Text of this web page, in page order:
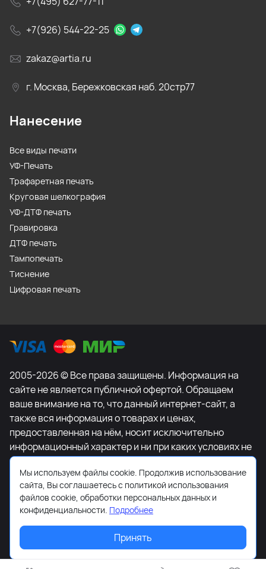
+7(926) 544-22-25
zakaz@artia.ru
г. Москва, Бережковская наб. 20стр77
Нанесение
Все виды печати
УФ-Печать
Трафаретная печать
Круговая шелкография
УФ-ДТФ печать
Гравировка
ДТФ печать
Тампопечать
Тиснение
Цифровая печать
2005-2026 © Все права защищены. Информация на
сайте не является публичной офертой. Обращаем
ваше внимание на то, что данный интернет-сайт, а
также вся информация о товарах и ценах,
предоставленная на нём, носит исключительно
информационный характер и ни при каких условиях не
является публичной офертой, определяемой
положениями Статьи 437 Гражданского кодекса
Российской Федерации. Для получения подробной
информации о наличии и стоимости указанных
товаров и (или) услуг, пожалуйста, обращайтесь к
менеджеру сайта с помощью специальной формы
связи или по телефону +7-495-627-77-11.
Мы используем файлы cookie. Продолжив использование
сайта, Вы соглашаетесь с политикой использования
файлов cookie, обработки персональных данных и
конфиденциальности. Подробнее
Принять